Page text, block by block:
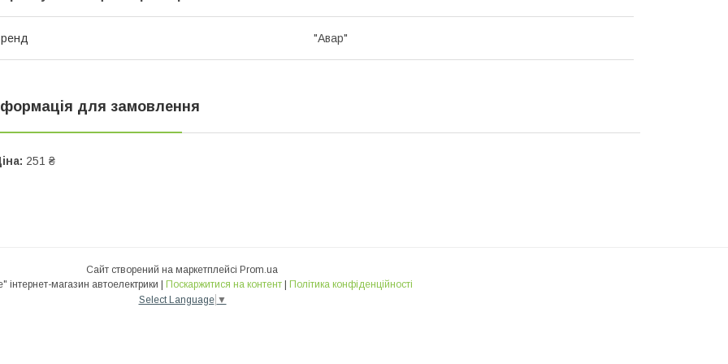
"Авaр"
для замовлення
251 ₴
Сайт створений на маркетплейсі Prom.ua
"1000 реле" інтернет-магазин автоелектрики | Поскаржитися на контент | Політика конфіденційності
Select Language ▼